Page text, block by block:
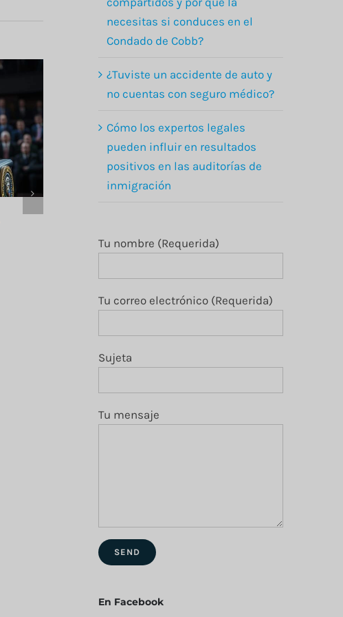
mi Caso de
Inmigración
marzo 1st, 2024
necesitas si conduces en el
Condado de Cobb?
¿Tuviste un accidente de auto y
no cuentas con seguro médico?
Cómo los expertos legales
pueden influir en resultados
positivos en las auditorías de
inmigración
Tu nombre (Requerida)
Tu correo electrónico (Requerida)
Sujeta
Tu mensaje
En Facebook